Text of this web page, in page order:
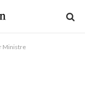
Ministre